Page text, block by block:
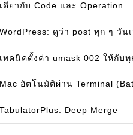
เดียวกับ Code และ Operation
WordPress: ดูว่า post ทุก ๆ วัน
เทคนิคตั้งค่า umask 002 ให้กับ
Mac อัตโนมัติผ่าน Terminal
TabulatorPlus: Deep Merge